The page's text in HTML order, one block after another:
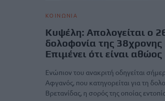
ΚΟΙΝΩΝΙΑ
Κυψέλη: Απολογείται ο
δολοφονία της 38χρονης
Επιμένει ότι είναι αθώος
Eνώπιον του ανακριτή οδηγείται
Αφγανός, που κατηγορείται για τη
Βρετανίδας, η σορός της οποίας